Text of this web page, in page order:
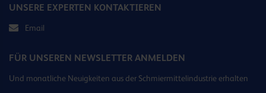
UNSERE EXPERTEN KONTAKTIEREN
Email
FÜR UNSEREN NEWSLETTER ANMELDEN
Und monatliche Neuigkeiten aus der Schmiermittelindustrie erhalten